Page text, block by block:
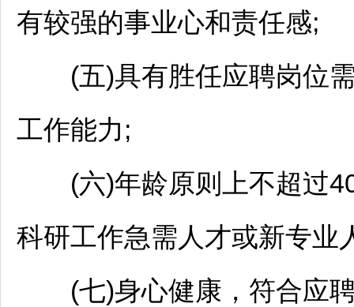
有较强的事业心和责任感;
(五)具有胜任应聘岗位需
工作能力;
(六)年龄原则上不超过40
科研工作急需人才或新专业
(七)身心健康，符合应聘